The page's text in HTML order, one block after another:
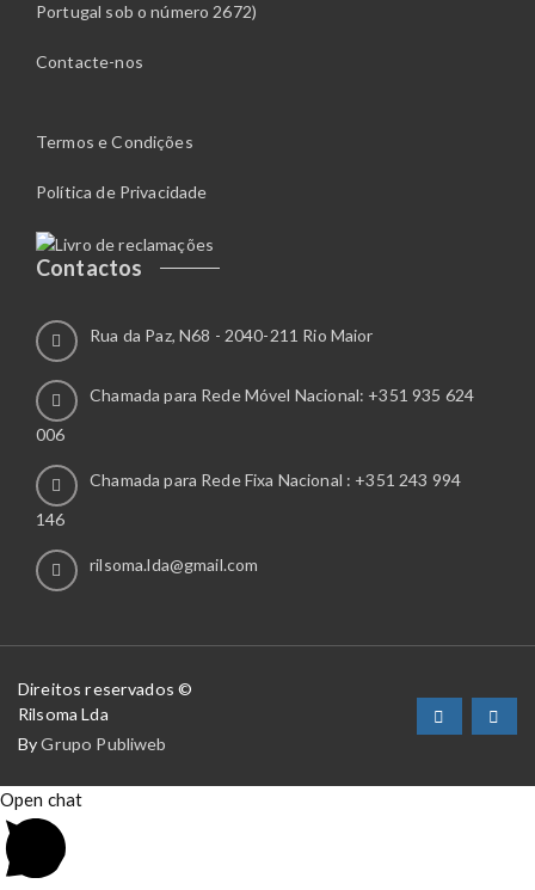
Portugal sob o número 2672)
Contacte-nos
Termos e Condições
Política de Privacidade
Contactos
Rua da Paz, N68 - 2040-211 Rio Maior
Chamada para Rede Móvel Nacional: +351 935 624
006
Chamada para Rede Fixa Nacional : +351 243 994
146
rilsoma.lda@gmail.com
Direitos reservados ©
Rilsoma Lda
ByGrupo Publiweb
Open chat